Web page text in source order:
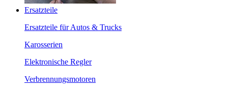
Ersatzteile
Ersatzteile für Autos & Trucks
Karosserien
Elektronische Regler
Verbrennungsmotoren